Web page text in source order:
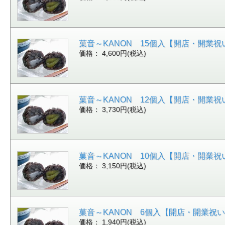
菓音～KANON 15個入【開店・開業祝
価格： 4,600円(税込)
菓音～KANON 12個入【開店・開業祝
価格： 3,730円(税込)
菓音～KANON 10個入【開店・開業祝
価格： 3,150円(税込)
菓音～KANON 6個入【開店・開業祝い
価格： 1,940円(税込)